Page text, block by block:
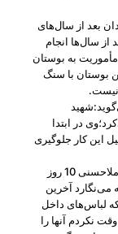
بعد از سال‌های
از سال‌ها انجام
نیز بعد از 27 سال برای مأموریت به بوستان
بوستان با سنگ
نیست.
در ابتدا
این كار جلوگیری
برادر شهید حمیدرضا ملاحسنی بیان می‌دارد:شهید ملاحسنی 10 روز
می‌نگارد آخرین
كه لباس‌های داخل
نكردم آنها را